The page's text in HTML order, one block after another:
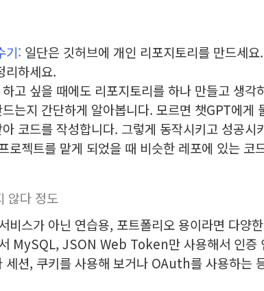
기: 일단은 깃허브에 개인 리포지토리를 만드세
리하세요.
고 싶을 때에도 리포지토리를 하나 만들고 생
는지 간단하게 알아봅니다. 모르면 챗GPT에게
코드를 작성합니다. 그렇게 동작시키고 성공
로젝트를 맡게 되었을 때 비슷한 레포에 있는 코
않다 정도
비스가 아닌 연습용, 포트폴리오 용이라면 다양
MySQL, JSON Web Token만 사용해서 인증
세션, 쿠키를 사용해 보거나 OAuth를 사용하는